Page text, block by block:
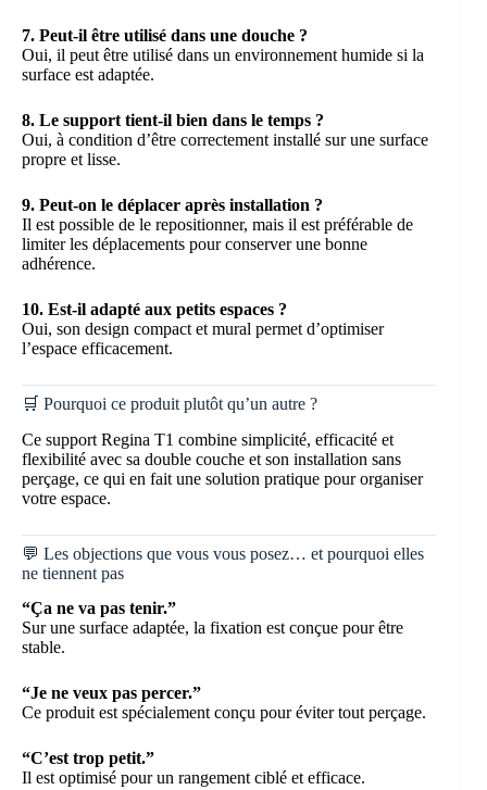
7. Peut-il être utilisé dans une douche ?
Oui, il peut être utilisé dans un environnement humide si la
surface est adaptée.
8. Le support tient-il bien dans le temps ?
Oui, à condition d’être correctement installé sur une surface
propre et lisse.
9. Peut-on le déplacer après installation ?
Il est possible de le repositionner, mais il est préférable de
limiter les déplacements pour conserver une bonne
adhérence.
10. Est-il adapté aux petits espaces ?
Oui, son design compact et mural permet d’optimiser
l’espace efficacement.
🛒 Pourquoi ce produit plutôt qu’un autre ?
Ce support Regina T1 combine simplicité, efficacité et
flexibilité avec sa double couche et son installation sans
perçage, ce qui en fait une solution pratique pour organiser
votre espace.
💬 Les objections que vous vous posez… et pourquoi elles
ne tiennent pas
“Ça ne va pas tenir.”
Sur une surface adaptée, la fixation est conçue pour être
stable.
“Je ne veux pas percer.”
Ce produit est spécialement conçu pour éviter tout perçage.
“C’est trop petit.”
Il est optimisé pour un rangement ciblé et efficace.